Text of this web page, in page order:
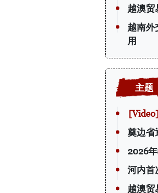
越澳贸
越南外
用
奠边省
2026
河内首
越澳贸